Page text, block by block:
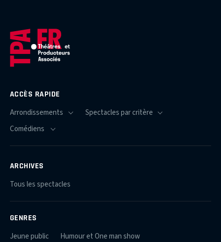
ACCÈS RAPIDE
ARCHIVES
Tous les spectacles
GENRES
Jeune public
Humour et One man show